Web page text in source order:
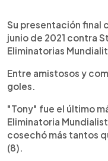
Su presentación final
junio de 2021 contra
Eliminatorias
Entre amistosos y
goles.
"Tony" fue el último
Eliminatoria
cosechó más tantos
(8).